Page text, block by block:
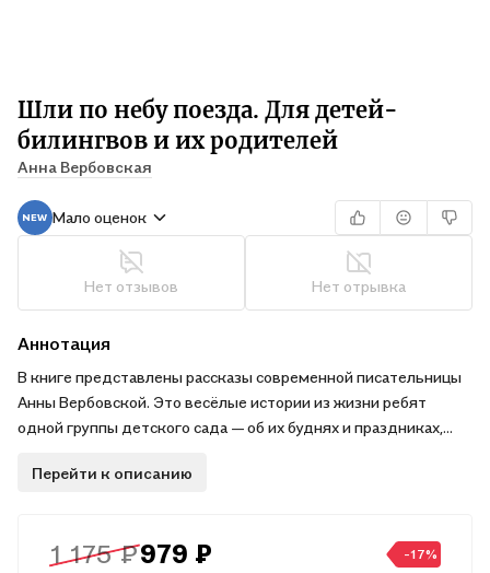
Шли по небу поезда. Для детей-
билингвов и их родителей
Анна Вербовская
Мало оценок
Нет отзывов Нет отрывка
Аннотация
В книге представлены рассказы современной писательницы
Анны Вербовской. Это весёлые истории из жизни ребят
одной группы детского сада — об их буднях и праздниках,
любви.
Книга адресована детям-билингвам и их родителям для
Перейти к описанию
1 175 ₽979 ₽ -17%